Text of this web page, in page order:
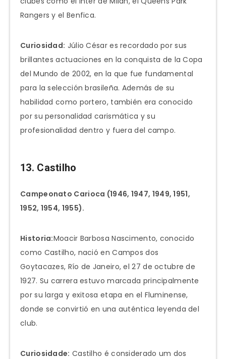
Rangers y el Benfica.
Curiosidad: Júlio César es recordado por sus
brillantes actuaciones en la conquista de la Copa
del Mundo de 2002, en la que fue fundamental
para la selección brasileña. Además de su
habilidad como portero, también era conocido
por su personalidad carismática y su
profesionalidad dentro y fuera del campo.
13. Castilho
Campeonato Carioca (1946, 1947, 1949, 1951,
1952, 1954, 1955).
Historia:Moacir Barbosa Nascimento, conocido
como Castilho, nació en Campos dos
Goytacazes, Río de Janeiro, el 27 de octubre de
1927. Su carrera estuvo marcada principalmente
por su larga y exitosa etapa en el Fluminense,
donde se convirtió en una auténtica leyenda del
club.
Curiosidade: Castilho é considerado um dos